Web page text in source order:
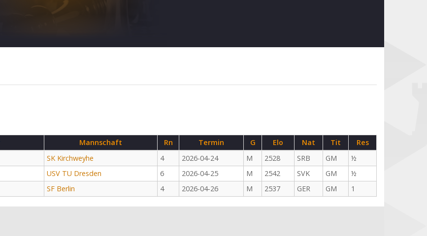
Mannschaft Rn Termin G Elo Nat Tit
Res
SK Kirchweyhe 4 2026-04-24 M 2528 SRB GM
½
USV TU Dresden 6 2026-04-25 M 2542 SVK GM
½
SF Berlin 4 2026-04-26 M 2537 GER GM 1